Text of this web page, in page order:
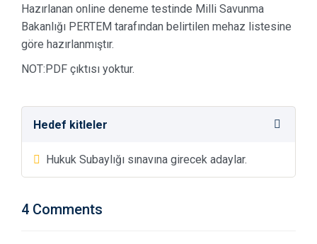
Hazırlanan online deneme testinde Milli Savunma
Bakanlığı PERTEM tarafından belirtilen mehaz listesine
göre hazırlanmıştır.
NOT:PDF çıktısı yoktur.
Hedef kitleler
Hukuk Subaylığı sınavına girecek adaylar.
4 Comments